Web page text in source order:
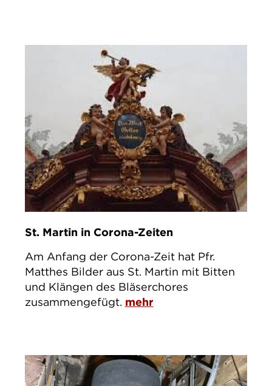
St. Martin in Corona-Zeiten
Am Anfang der Corona-Zeit hat Pfr.
Matthes Bilder aus St. Martin mit Bitten
und Klängen des Bläserchores
zusammengefügt. mehr